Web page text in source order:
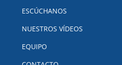
ESCÚCHANOS
NUESTROS VÍDEOS
EQUIPO